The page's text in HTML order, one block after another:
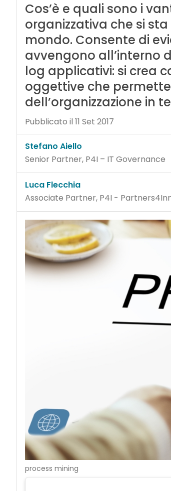
Cos’è e quali sono i
organizzativa che si
mondo. Consente di
avvengono all’interno
log applicativi: si crea
oggettive che
dell’organizzazione in
Pubblicato il 11 Set 2017
Stefano Aiello
Senior Partner, P4I – IT Governance
Luca Flecchia
Associate Partner, P4I -
process mining